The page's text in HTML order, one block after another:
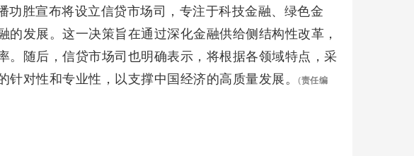
功胜宣布将设立信贷市场司，专注于科技金融、绿色金
发展。这一决策旨在通过深化金融供给侧结构性改革，
。随后，信贷市场司也明确表示，将根据各领域特点，采
对性和专业性，以支撑中国经济的高质量发展。
(责任编